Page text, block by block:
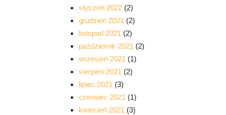
styczeń 2022 (2)
grudzień 2021 (2)
listopad 2021 (2)
październik 2021 (2)
wrzesień 2021 (1)
sierpień 2021 (2)
lipiec 2021 (3)
czerwiec 2021 (1)
kwiecień 2021 (3)